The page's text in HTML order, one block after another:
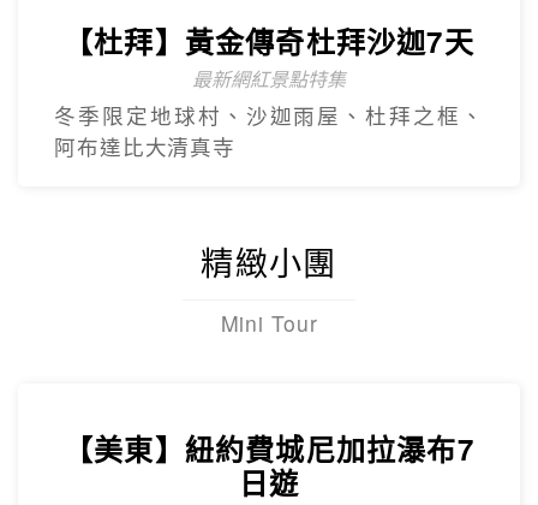
【杜拜】黃金傳奇杜拜沙迦7天
最新網紅景點特集
冬季限定地球村、沙迦⾬屋、杜拜之框、
阿布達比大清真寺
精緻小團
Mini Tour
【美東】紐約費城尼加拉瀑布7
日遊